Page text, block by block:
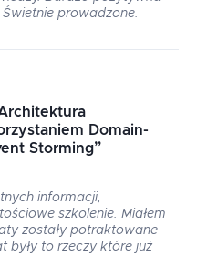
prowadzone.
Domain-
Storming”
informacji,
szkolenie. Miałem
zostały potraktowane
były to rzeczy które już